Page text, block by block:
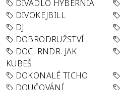
DIVADLO HYBERNIA
DIVOKEJBILL
DJ
DOBRODRUŽSTVÍ
DOC. RNDR. JAK
KUBEŠ
DOKONALÉ TICHO
DOUČOVÁNÍ